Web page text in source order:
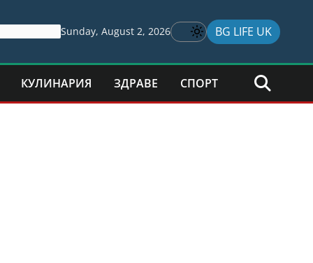
Sunday, August 2, 2026 BG LIFE UK
КУЛИНАРИЯ ЗДРАВЕ СПОРТ